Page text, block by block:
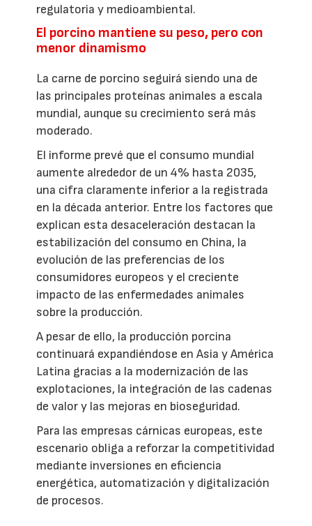
regulatoria y medioambiental.
El porcino mantiene su peso, pero con
menor dinamismo
La carne de porcino seguirá siendo una de
las principales proteínas animales a escala
mundial, aunque su crecimiento será más
moderado.
El informe prevé que el consumo mundial
aumente alrededor de un 4% hasta 2035,
una cifra claramente inferior a la registrada
en la década anterior. Entre los factores que
explican esta desaceleración destacan la
estabilización del consumo en China, la
evolución de las preferencias de los
consumidores europeos y el creciente
impacto de las enfermedades animales
sobre la producción.
A pesar de ello, la producción porcina
continuará expandiéndose en Asia y América
Latina gracias a la modernización de las
explotaciones, la integración de las cadenas
de valor y las mejoras en bioseguridad.
Para las empresas cárnicas europeas, este
escenario obliga a reforzar la competitividad
mediante inversiones en eficiencia
energética, automatización y digitalización
de procesos.